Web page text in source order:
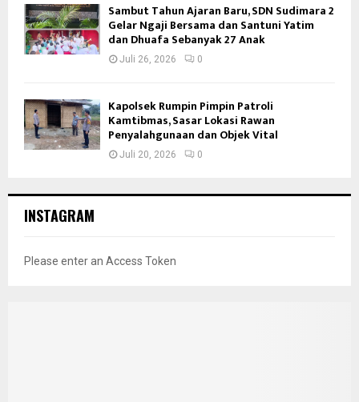
Sambut Tahun Ajaran Baru, SDN Sudimara 2
Gelar Ngaji Bersama dan Santuni Yatim
dan Dhuafa Sebanyak 27 Anak
Juli 26, 2026 0
Kapolsek Rumpin Pimpin Patroli
Kamtibmas, Sasar Lokasi Rawan
Penyalahgunaan dan Objek Vital
Juli 20, 2026 0
INSTAGRAM
Please enter an Access Token